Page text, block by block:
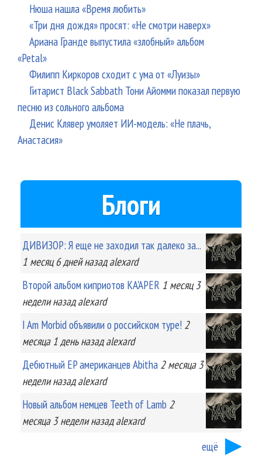
Нюша нашла «Время любить»
«Три дня дождя» просят: «Не смотри наверх»
Ариана Гранде выпустила «злобный» альбом
«Petal»
Филипп Киркоров сходит с ума от «Луизы»
Гитарист Black Sabbath Тони Айомми показал первую
песню из сольного альбома
Денис Клявер умоляет ИИ-модель: «Не плачь,
Анастасия»
Блоги
ДИВИЗОР: Я еще не заходил так далеко за...
1 месяц 6 днейназад alexard
Второй альбом киприотов KA'APER 1 месяц 3
неделиназад alexard
I Am Morbid объявили о российском туре! 2
месяца 1 деньназад alexard
Дебютный EP американцев Abitha 2 месяца 3
неделиназад alexard
Новый альбом немцев Teeth of Lamb 2
месяца 3 неделиназад alexard
ещё